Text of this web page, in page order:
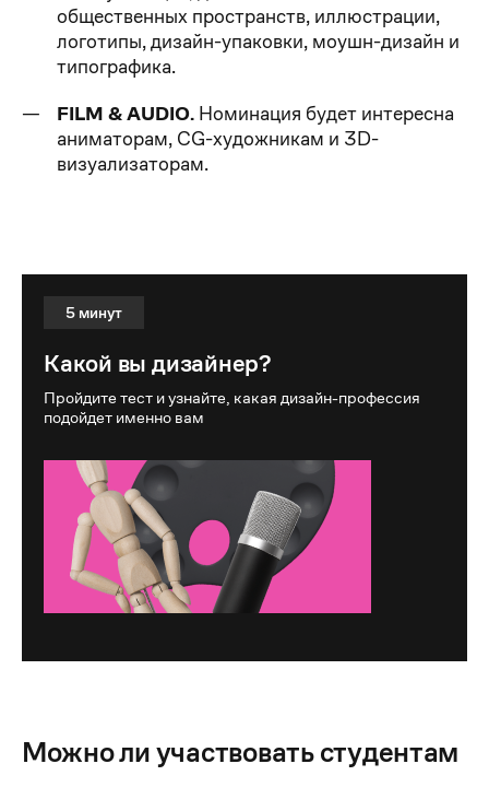
общественных пространств, иллюстрации,
логотипы, дизайн-упаковки, моушн-дизайн и
типографика.
FILM & AUDIO. Номинация будет интересна
аниматорам, CG-художникам и 3D-
визуализаторам.
Какой вы дизайнер?
5 минут
Какой вы дизайнер?
Пройдите тест и узнайте, какая дизайн-профессия
подойдет именно вам
Можно ли участвовать студентам